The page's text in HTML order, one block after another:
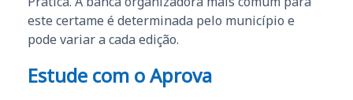
este certame é determinada pelo município e
pode variar a cada edição.
Estude com o Aprova